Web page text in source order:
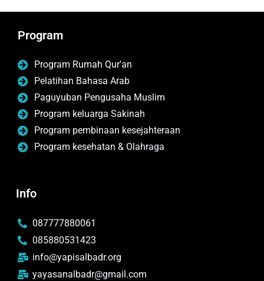
Program
Program Rumah Qur'an
Pelatihan Bahasa Arab
Paguyuban Pengusaha Muslim
Program keluarga Sakinah
Program pembinaan kesejahteraan
Program kesehatan & Olahraga
Info
087777880061
085880531423
info@yapisalbadr.org
yayasanalbadr@gmail.com